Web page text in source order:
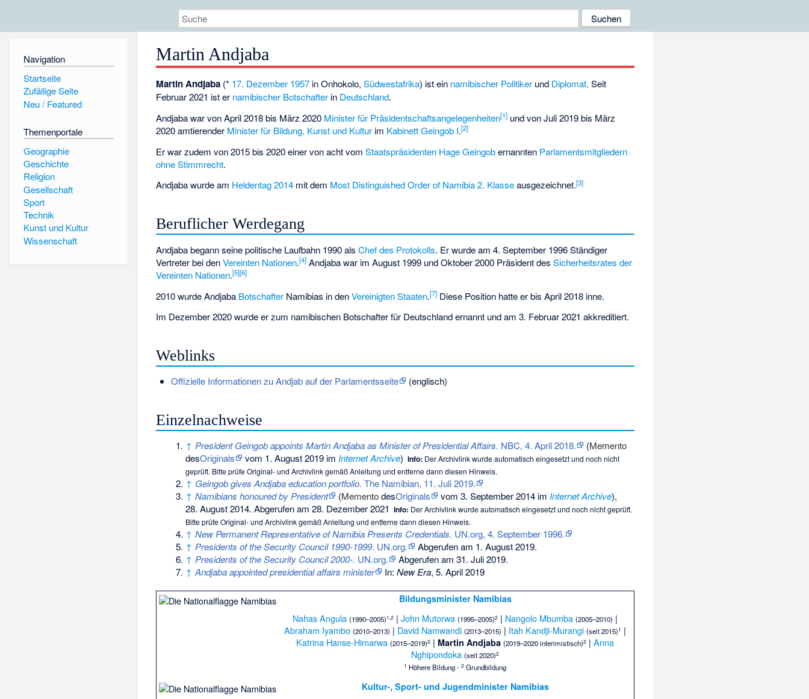
Navigation
Startseite
Zufällige Seite
Neu / Featured
Themenportale
Geographie
Geschichte
Religion
Gesellschaft
Sport
Technik
Kunst und Kultur
Wissenschaft
Martin Andjaba
Martin Andjaba (* 17. Dezember 1957 inOnhokolo,Südwestafrika) ist ein namibischer Politiker und Diplomat. Seit
Februar 2021 ist er namibischer Botschafter in Deutschland.
Andjaba war von April 2018 bis März 2020 Minister für Präsidentschaftsangelegenheiten[1] und von Juli 2019 bis März
2020 amtierender Minister für Bildung, Kunst und Kultur im Kabinett Geingob I.[2]
Er war zudem von 2015 bis 2020 einer von acht vomStaatspräsidenten Hage Geingobernannten Parlamentsmitgliedern
ohne Stimmrecht.
Andjaba wurde am Heldentag 2014 mit dem Most Distinguished Order of Namibia 2. Klasseausgezeichnet.[3]
Beruflicher Werdegang
Andjaba begann seine politische Laufbahn 1990 alsChef des Protokolls. Er wurde am 4. September 1996Ständiger
Vertreterbei denVereinten Nationen.[4] Andjaba war im August 1999 und Oktober 2000 Präsident desSicherheitsrates der
Vereinten Nationen.[5][6]
2010 wurde Andjaba Botschafter Namibias in denVereinigten Staaten.[7] Diese Position hatte er bis April 2018 inne.
Im Dezember 2020 wurde er zum namibischen Botschafter für Deutschland ernannt und am 3. Februar 2021 akkreditiert.
Weblinks
Offizielle Informationen zu Andjab auf der Parlamentsseite (englisch)
Einzelnachweise
↑ President Geingob appoints Martin Andjaba as Minister of Presidential Affairs. NBC, 4. April 2018. (Memento
desOriginals vom 1. August 2019 im Internet Archive) Info: Der Archivlink wurde automatisch eingesetzt und noch nicht
geprüft. Bitte prüfe Original- und Archivlink gemäßAnleitung und entferne dann diesen Hinweis.
↑ Geingob gives Andjaba education portfolio. The Namibian, 11. Juli 2019.
↑ Namibians honoured by President (MementodesOriginals vom 3. September 2014 im Internet Archive),
28. August 2014. Abgerufen am 28. Dezember 2021 Info: Der Archivlink wurde automatisch eingesetzt und noch nicht geprüft.
Bitte prüfe Original- und Archivlink gemäßAnleitung und entferne dann diesen Hinweis.
↑ New Permanent Representative of Namibia Presents Credentials. UN.org, 4. September 1996.
↑ Presidents of the Security Council 1990-1999. UN.org.
Abgerufen am 1. August 2019.
↑ Presidents of the Security Council 2000-. UN.org.
Abgerufen am 31. Juli 2019.
↑ Andjaba appointed presidential affairs minister In: New Era, 5. April 2019
Bildungsminister Namibias
Nahas Angula (1990–2005)1, 2| John Mutorwa (1995–2005)2| Nangolo Mbumba (2005–2010) |
Abraham Iyambo (2010–2013) | David Namwandi (2013–2015) | Itah Kandji-Murangi (seit 2015)1 |
Katrina Hanse-Himarwa (2015–2019)2| Martin Andjaba (2019–2020 interimistisch)2| Anna
Nghipondoka (seit 2020)2
1 Höhere Bildung - 2Grundbildung
Kultur-, Sport- und Jugendminister Namibias